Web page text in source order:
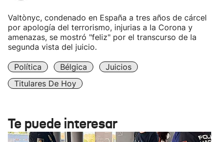
Valtònyc, condenado en España a tres años de cárcel
por apología del terrorismo, injurias a la Corona y
amenazas, se mostró "feliz" por el transcurso de la
segunda vista del juicio.
Política Bélgica
Juicios
Titulares De Hoy
Te puede interesar